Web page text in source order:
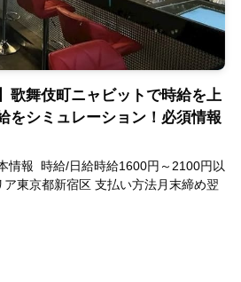
歌舞伎町ニャビットで時給を上
をシミュレーション！必須情報
情報 時給/日給時給1600円～2100円以
東京都新宿区 支払い方法月末締め翌